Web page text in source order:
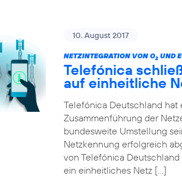
10. August 2017
NETZINTEGRATION VON O2 UND
Telefónica
auf einheitliche
Telefónica Deutschland
Zusammenführung der
bundesweite Umstellung
Netzkennung erfolgreich
von Telefónica
ein einheitliches Netz […]